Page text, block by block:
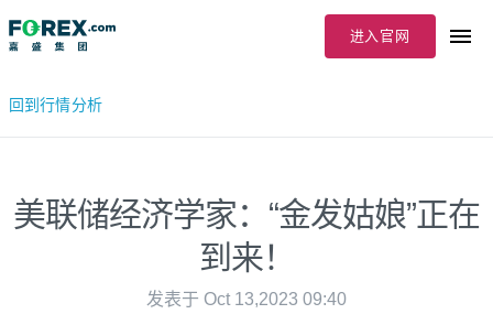
进入官网
回到行情分析
美联储经济学家：“金发姑娘”正在
到来！
发表于 Oct 13,2023 09:40